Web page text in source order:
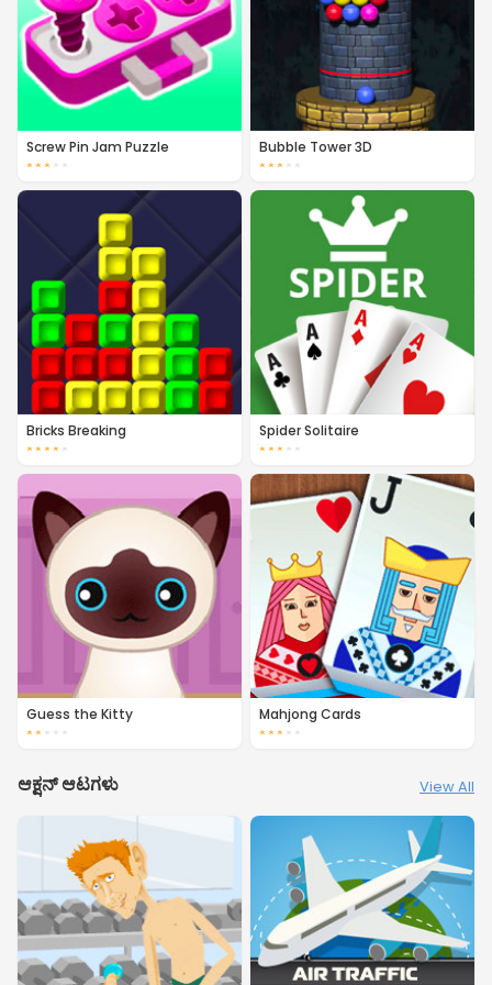
Screw Pin Jam Puzzle
★ ★ ★ ★ ★
Bubble Tower 3D
★ ★ ★ ★ ★
Bricks Breaking
★ ★ ★ ★ ★
Spider Solitaire
★ ★ ★ ★ ★
Guess the Kitty
★ ★ ★ ★ ★
Mahjong Cards
★ ★ ★ ★ ★
ಆಕ್ಷನ್ ಆಟಗಳು View All